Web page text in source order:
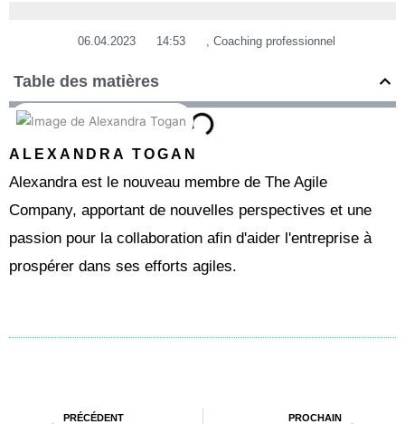
06.04.2023 14:53 Coaching professionnel
Table des matières
ALEXANDRA TOGAN
Alexandra est le nouveau membre de The Agile
Company, apportant de nouvelles perspectives et une
passion pour la collaboration afin d'aider l'entreprise à
prospérer dans ses efforts agiles.
Précédent
PRÉCÉDENT PROCHAIN